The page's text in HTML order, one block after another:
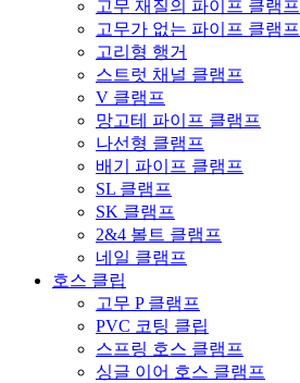
고무 재질의 파이프 클램프
고무가 없는 파이프 클램프
고리형 행거
스트럿 채널 클램프
V 클램프
망고테 파이프 클램프
나선형 클램프
배기 파이프 클램프
SL 클램프
SK 클램프
2&4 볼트 클램프
네일 클램프
호스 클립
고무 P 클램프
PVC 코팅 클립
스프링 호스 클램프
싱글 이어 호스 클램프